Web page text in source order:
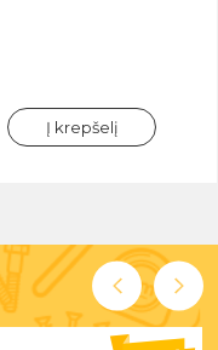
Į krepšelį